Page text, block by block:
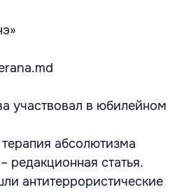
участвовал в юбилейном
абсолютизма
редакционная статья.
антитеррористические